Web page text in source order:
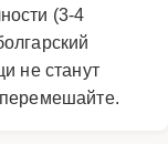
(3-4
не станут